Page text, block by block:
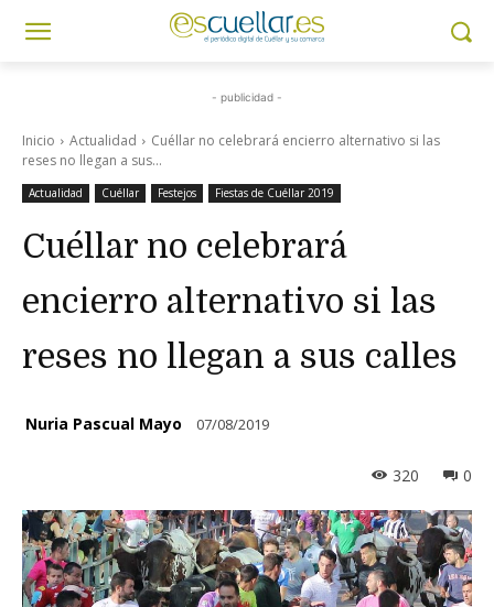
- publicidad -
Inicio Actualidad
Cuéllar no celebrará encierro alternativo si las
reses no llegan a sus...
Actualidad Cuéllar Festejos Fiestas de Cuéllar 2019
Cuéllar no celebrará
encierro alternativo si las
reses no llegan a sus calles
Nuria Pascual Mayo 07/08/2019
0
320